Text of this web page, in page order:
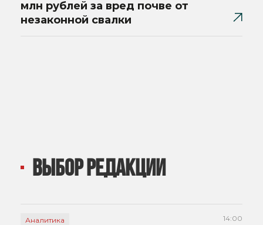
млн рублей за вред почве от
незаконной свалки
ВЫБОР РЕДАКЦИИ
Аналитика 14:00